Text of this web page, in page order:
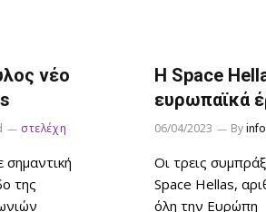
νέο
στελέχη
σημαντική
της
H Space
ευρωπαϊκά
06/04/2023 By
Οι τρεις
Space Hellas,
όλη την Ευρώπη